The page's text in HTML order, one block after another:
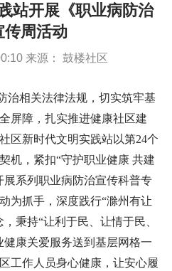
站开展《职业病防治
传周活动
来源： 鼓楼社区
治相关法律法规，切实筑牢基
屏障，扎实推进健康社区建
区新时代文明实践站以第24个
机，紧扣“守护职业健康 共建
系列职业病防治宣传科普专
为抓手，深度践行“滁州有让
秉持“让利于民、让情于民、
康关爱服务送到基层网格一
工作人员身心健康，让安心履